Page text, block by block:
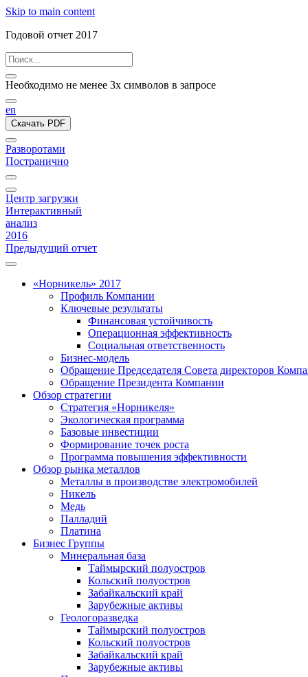
Skip to main content
Годовой отчет 2017
Необходимо не менее 3х символов в запросе
en
Скачать PDF
Разворотами
Постранично
Центр загрузки
Интерактивный
анализ
2016
Предыдущий отчет
«Норникель» 2017
Профиль Компании
Ключевые результаты
Финансовая устойчивость
Операционная эффективность
Социальная ответственность
Бизнес-модель
Обращение Председателя Совета директоров
Обращение Президента Компании
Обзор стратегии
Стратегия «Норникеля»
Экологическая программа
Базовые инвестиции
Формирование точек роста
Программа повышения эффективности
Обзор рынка металлов
Металлы в производстве электромобилей
Никель
Медь
Палладий
Платина
Бизнес Группы
Минеральная база
Таймырский полуостров
Кольский полуостров
Забайкальский край
Зарубежные активы
Геологоразведка
Таймырский полуостров
Кольский полуостров
Забайкальский край
Зарубежные активы